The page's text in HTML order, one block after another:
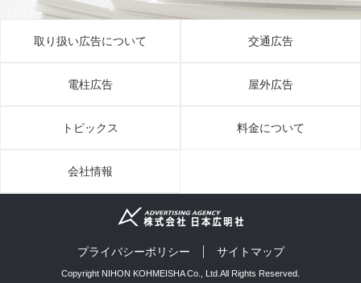
取り扱い広告について 交通広告
電柱広告 屋外広告
トピックス 料金について
会社情報
プライバシーポリシー サイトマップ
Copyright NIHON KOHMEISHA Co., Ltd.All Rights Reserved.